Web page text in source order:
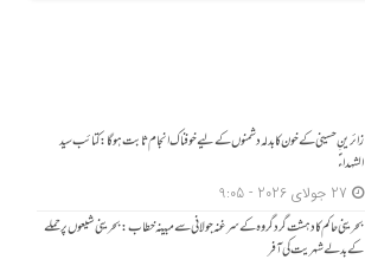
زائرینِ حسینی کے خون کا بدلہ دشمنوں کے لیے خوفناک انجام ثابت ہوگا: کتائب سید
الشہداءؑ
27 جولای 2026 - 9:05
بحرینی حاکم کا دہشت گرد گروہ کے سرغنہ جولانی سے مبینہ خطاب: بحرینی شیعوں پر حملے
کے بدلے شہریت کی آفر